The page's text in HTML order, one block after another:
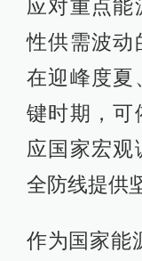
应对重点能
性供需波动
在迎峰度夏
键时期，可
应国家宏观
全防线提供
作为国家能